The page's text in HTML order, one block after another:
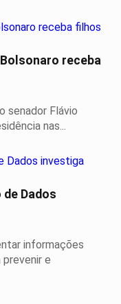
receba
senador Flávio
nas...
Dados
informações
e